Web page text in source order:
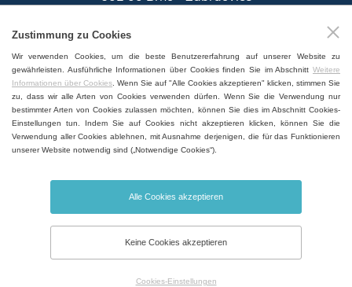
Identifikationsnummer:
GPS: 49°11'55.196"N, 16°37'19.559"E
Zustimmung zu Cookies
Wir verwenden Cookies, um die beste Benutzererfahrung auf unserer Website zu
gewährleisten. Ausführliche Informationen über Cookies finden Sie im Abschnitt Weitere
Informationen über Cookies . Wenn Sie auf "Alle Cookies akzeptieren" klicken, stimmen Sie
zu, dass wir alle Arten von Cookies verwenden dürfen. Wenn Sie die Verwendung nur
bestimmter Arten von Cookies zulassen möchten, können Sie dies im Abschnitt Cookies-
Einstellungen tun. Indem Sie auf Cookies nicht akzeptieren klicken, können Sie die
Verwendung aller Cookies ablehnen, mit Ausnahme derjenigen, die für das Funktionieren
unserer Website notwendig sind („Notwendige Cookies“).
Alle Cookies akzeptieren
Keine Cookies akzeptieren
Cookies-Einstellungen